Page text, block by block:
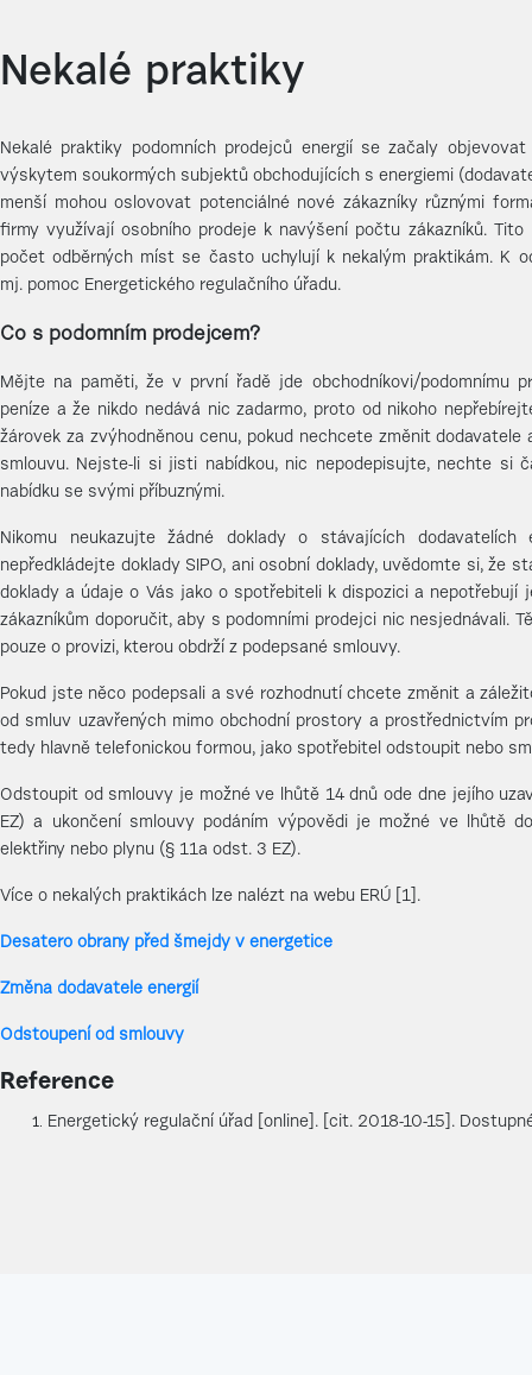
Nekalé praktiky
Nekalé praktiky podomních prodejců energií se začaly
výskytem soukormých subjektů obchodujících s energiemi
menší mohou oslovovat potenciálné nové zákazníky různými
firmy využívají osobního prodeje k navýšení počtu zákazníků.
počet odběrných míst se často uchylují k nekalým praktikám. K
mj. pomoc Energetického regulačního úřadu.
Co s podomním prodejcem?
Mějte na paměti, že v první řadě jde obchodníkovi/podomnímu
peníze a že nikdo nedává nic zadarmo, proto od nikoho
žárovek za zvýhodněnou cenu, pokud nechcete změnit dodavatele
smlouvu. Nejste-li si jisti nabídkou, nic nepodepisujte, nechte si
nabídku se svými příbuznými.
Nikomu neukazujte žádné doklady o stávajících dodavatelích
nepředkládejte doklady SIPO, ani osobní doklady, uvědomte si, že
doklady a údaje o Vás jako o spotřebiteli k dispozici a nepotřebují
zákazníkům doporučit, aby s podomními prodejci nic nesjednávali.
pouze o provizi, kterou obdrží z podepsané smlouvy.
Pokud jste něco podepsali a své rozhodnutí chcete změnit a
od smluv uzavřených mimo obchodní prostory a prostřednictvím
tedy hlavně telefonickou formou, jako spotřebitel odstoupit nebo
Odstoupit od smlouvy je možné ve lhůtě 14 dnů ode dne jejího
EZ) a ukončení smlouvy podáním výpovědi je možné ve lhůtě
elektřiny nebo plynu (§ 11a odst. 3 EZ).
Více o nekalých praktikách lze nalézt na webu ERÚ [1].
Desatero obrany před šmejdy v energetice
Změna dodavatele energií
Odstoupení od smlouvy
Reference
Energetický regulační úřad [online]. [cit. 2018-10-15].